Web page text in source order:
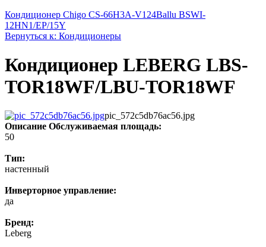
Кондиционер Chigo CS-66H3A-V124Ballu BSWI-
12HN1/EP/15Y
Вернуться к: Кондиционеры
Кондиционер LEBERG LBS-
TOR18WF/LBU-TOR18WF
pic_572c5db76ac56.jpg
Описание Обслуживаемая площадь:
50
Тип:
настенный
Инверторное управление:
да
Бренд:
Leberg